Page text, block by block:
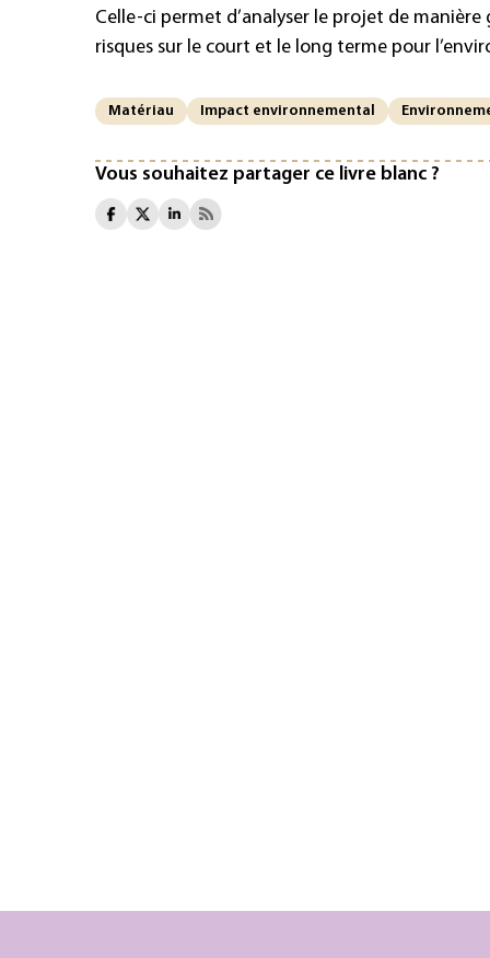
Celle-ci permet d’analyser le projet de
risques sur le court et le long terme pour
Matériau Impact environnemental
Vous souhaitez partager ce livre blanc ?